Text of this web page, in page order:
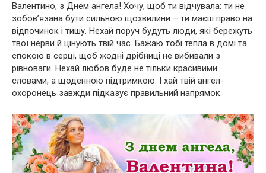
Валентино, з Днем ангела! Хочу, щоб ти відчувала: ти не
зобов’язана бути сильною щохвилини – ти маєш право на
відпочинок і тишу. Нехай поруч будуть люди, які бережуть
твої нерви й цінують твій час. Бажаю тобі тепла в домі та
спокою в серці, щоб жодні дрібниці не вибивали з
рівноваги. Нехай любов буде не тільки красивими
словами, а щоденною підтримкою. І хай твій ангел-
охоронець завжди підказує правильний напрямок.